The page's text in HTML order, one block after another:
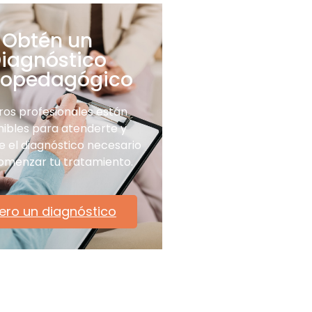
Obtén un
profesionales están
para atenderte y
el diagnóstico necesario
tu tratamiento.
un diagnóstico